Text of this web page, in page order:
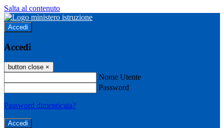
Salta al contenuto
Accedi
Accedi
button close ×
Nome Utente
Password
Password dimenticata?